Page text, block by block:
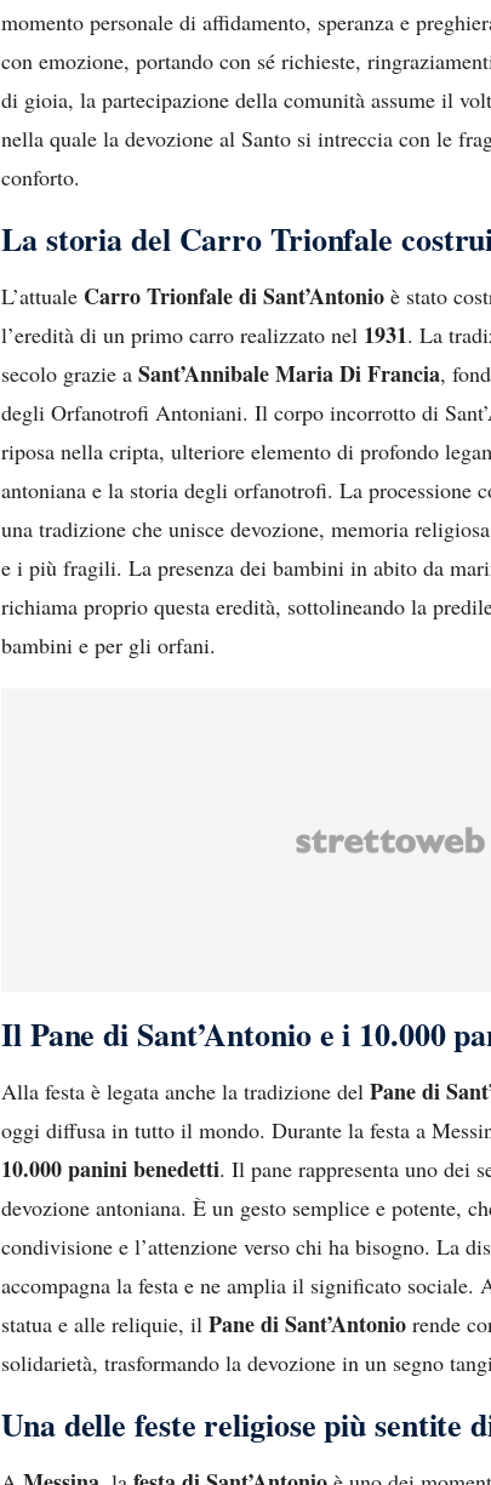
momento personale di affidamento, speranza e
con emozione, portando con sé richieste,
di gioia, la partecipazione della comunità assume il
nella quale la devozione al Santo si intreccia con le
conforto.
La storia del Carro Trionfale
L’attuale Carro Trionfale di Sant’Antonio è stato
l’eredità di un primo carro realizzato nel 1931. La
secolo grazie a Sant’Annibale Maria Di Francia,
degli Orfanotrofi Antoniani. Il corpo incorrotto di
riposa nella cripta, ulteriore elemento di profondo
antoniana e la storia degli orfanotrofi. La processione
una tradizione che unisce devozione, memoria
e i più fragili. La presenza dei bambini in abito da
richiama proprio questa eredità, sottolineando la
bambini e per gli orfani.
Il Pane di Sant’Antonio e i 10.000
Alla festa è legata anche la tradizione del Pane di
oggi diffusa in tutto il mondo. Durante la festa a
10.000 panini benedetti. Il pane rappresenta uno dei
devozione antoniana. È un gesto semplice e potente,
condivisione e l’attenzione verso chi ha bisogno. La
accompagna la festa e ne amplia il significato sociale.
statua e alle reliquie, il Pane di Sant’Antonio rende
solidarietà, trasformando la devozione in un segno
Una delle feste religiose più sentite